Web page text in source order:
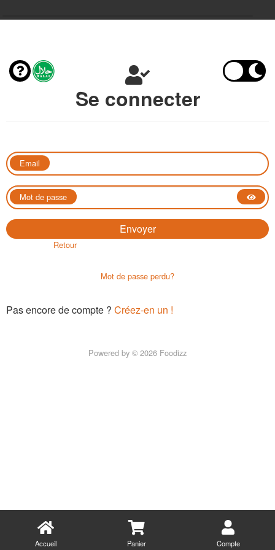
Se connecter
Email
Mot de passe
Retour
Mot de passe perdu?
Pas encore de compte ? Créez-en un !
Accueil Panier Compte
Powered by © 2026 Foodizz